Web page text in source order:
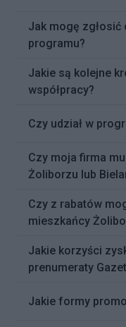
Jak mogę zgłosić
programu?
Jakie są kolejne
współpracy?
Czy udział w
Czy moja firma
Żoliborzu lub
Czy z rabatów
mieszkańcy
Jakie korzyści
prenumeraty
Jakie formy